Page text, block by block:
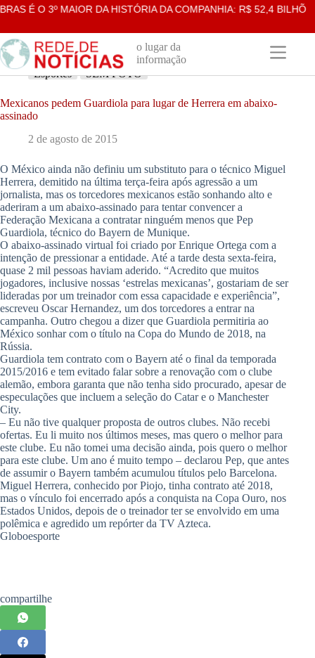
Pular
o
conteúdo
É O 3º MAIOR DA HISTÓRIA DA COMPANHIA: R$ 52,4 BILHÕES
o lugar da
informação
Esportes
SEM FOTO
Mexicanos pedem Guardiola para lugar de Herrera em abaixo-
assinado
2 de agosto de 2015
O México ainda não definiu um substituto para o técnico Miguel
Herrera, demitido na última terça-feira após agressão a um
jornalista, mas os torcedores mexicanos estão sonhando alto e
aderiram a um abaixo-assinado para tentar convencer a
Federação Mexicana a contratar ninguém menos que Pep
Guardiola, técnico do Bayern de Munique.
O abaixo-assinado virtual foi criado por Enrique Ortega com a
intenção de pressionar a entidade. Até a tarde desta sexta-feira,
quase 2 mil pessoas haviam aderido. “Acredito que muitos
jogadores, inclusive nossas ‘estrelas mexicanas’, gostariam de ser
lideradas por um treinador com essa capacidade e experiência”,
escreveu Oscar Hernandez, um dos torcedores a entrar na
campanha. Outro chegou a dizer que Guardiola permitiria ao
México sonhar com o título na Copa do Mundo de 2018, na
Rússia.
Guardiola tem contrato com o Bayern até o final da temporada
2015/2016 e tem evitado falar sobre a renovação com o clube
alemão, embora garanta que não tenha sido procurado, apesar de
especulações que incluem a seleção do Catar e o Manchester
City.
– Eu não tive qualquer proposta de outros clubes. Não recebi
ofertas. Eu li muito nos últimos meses, mas quero o melhor para
este clube. Eu não tomei uma decisão ainda, pois quero o melhor
para este clube. Um ano é muito tempo – declarou Pep, que antes
de assumir o Bayern também acumulou títulos pelo Barcelona.
Miguel Herrera, conhecido por Piojo, tinha contrato até 2018,
mas o vínculo foi encerrado após a conquista na Copa Ouro, nos
Estados Unidos, depois de o treinador ter se envolvido em uma
polêmica e agredido um repórter da TV Azteca.
Globoesporte
compartilhe